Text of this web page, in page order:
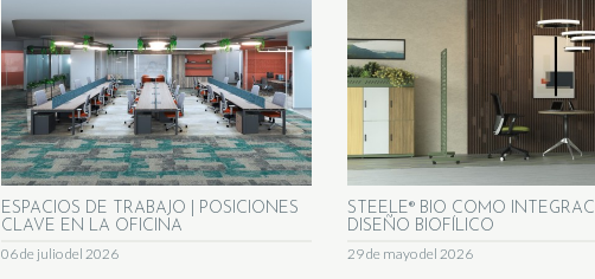
ESPACIOS DE TRABAJO | POSICIONES
CLAVE EN LA OFICINA
06 de julio del 2026
STEELE® BIO COMO
DISEÑO BIOFÍLICO
29 de mayo del 2026